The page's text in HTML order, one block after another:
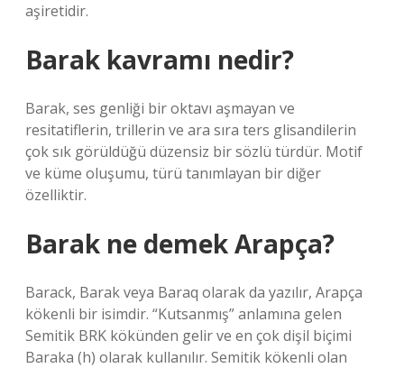
aşiretidir.
Barak kavramı nedir?
Barak, ses genliği bir oktavı aşmayan ve
resitatiflerin, trillerin ve ara sıra ters glisandilerin
çok sık görüldüğü düzensiz bir sözlü türdür. Motif
ve küme oluşumu, türü tanımlayan bir diğer
özelliktir.
Barak ne demek Arapça?
Barack, Barak veya Baraq olarak da yazılır, Arapça
kökenli bir isimdir. “Kutsanmış” anlamına gelen
Semitik BRK kökünden gelir ve en çok dişil biçimi
Baraka (h) olarak kullanılır. Semitik kökenli olan